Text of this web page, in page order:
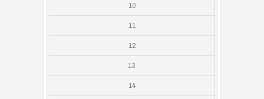
10
11
12
13
14